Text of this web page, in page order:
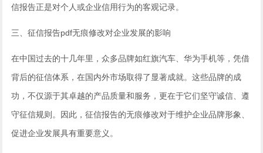
信报告正是对个人或企业信用行为的客观记录。
三、征信报告pdf无痕修改对企业发展的影响
在中国过去的十几年里，众多品牌如红旗汽车、华为手机等，凭借
背后的征信体系，在国内外市场取得了显著成就。这些品牌的成
功，不仅源于其卓越的产品质量和服务，更在于它们坚守诚信、遵
守征信规则。因此，征信报告的无痕修改对于维护企业品牌形象、
促进企业发展具有重要意义。